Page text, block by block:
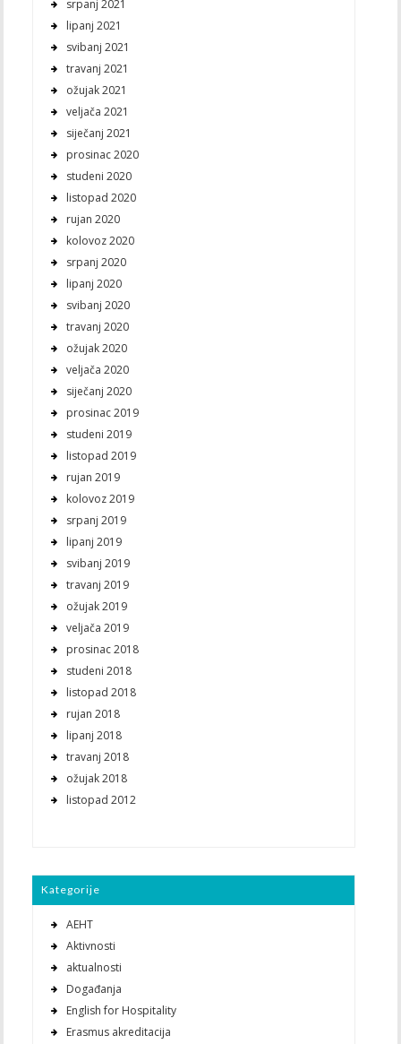
srpanj 2021
lipanj 2021
svibanj 2021
travanj 2021
ožujak 2021
veljača 2021
siječanj 2021
prosinac 2020
studeni 2020
listopad 2020
rujan 2020
kolovoz 2020
srpanj 2020
lipanj 2020
svibanj 2020
travanj 2020
ožujak 2020
veljača 2020
siječanj 2020
prosinac 2019
studeni 2019
listopad 2019
rujan 2019
kolovoz 2019
srpanj 2019
lipanj 2019
svibanj 2019
travanj 2019
ožujak 2019
veljača 2019
prosinac 2018
studeni 2018
listopad 2018
rujan 2018
lipanj 2018
travanj 2018
ožujak 2018
listopad 2012
Kategorije
AEHT
Aktivnosti
aktualnosti
Događanja
English for Hospitality
Erasmus akreditacija